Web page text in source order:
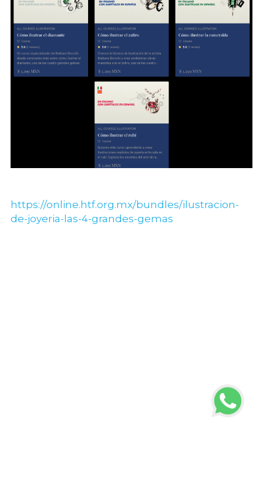
https://online.htf.org.mx/bundles/ilustracion-
de-joyeria-las-4-grandes-gemas